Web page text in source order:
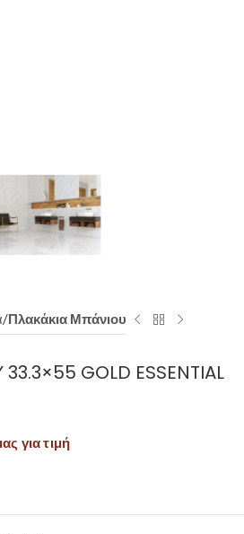
Πλακάκια Μπάνιου
GOLD ESSENTIAL
για τιμή